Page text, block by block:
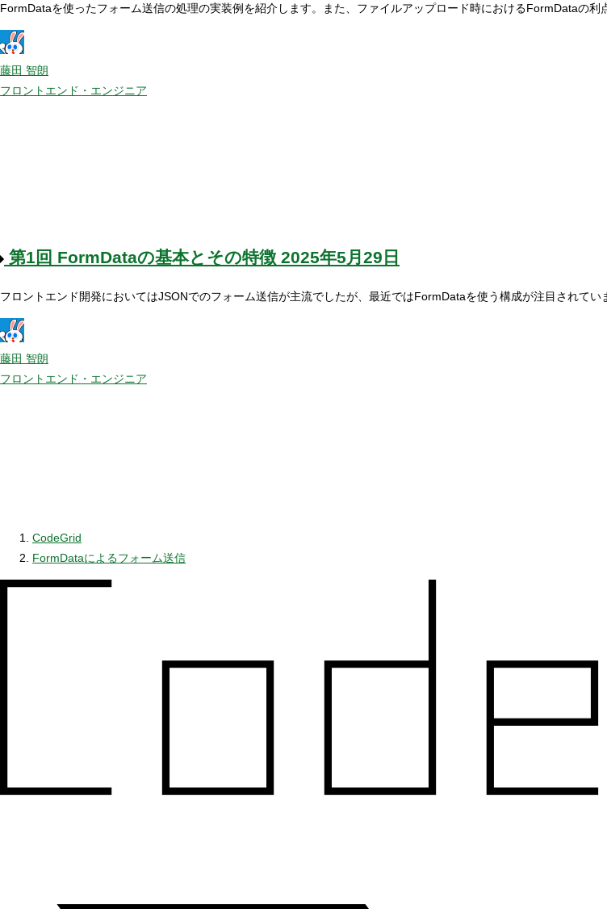
FormDataを使ったフォーム送信の処理の実装例を紹介します。また、ファイルアップロード時におけるFormDataの利
藤田 智朗
フロントエンド・エンジニア
第1回 FormDataの基本とその特徴 2025年5月29日
フロントエンド開発においてはJSONでのフォーム送信が主流でしたが、最近ではFormDataを使う構成が注目されて
藤田 智朗
フロントエンド・エンジニア
CodeGrid
FormDataによるフォーム送信